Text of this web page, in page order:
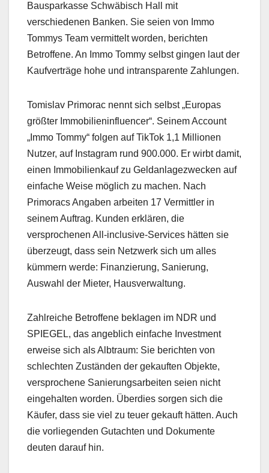
Bausparkasse Schwäbisch Hall mit
verschiedenen Banken. Sie seien von Immo
Tommys Team vermittelt worden, berichten
Betroffene. An Immo Tommy selbst gingen laut der
Kaufverträge hohe und intransparente Zahlungen.
Tomislav Primorac nennt sich selbst „Europas
größter Immobilieninfluencer“. Seinem Account
„Immo Tommy“ folgen auf TikTok 1,1 Millionen
Nutzer, auf Instagram rund 900.000. Er wirbt damit,
einen Immobilienkauf zu Geldanlagezwecken auf
einfache Weise möglich zu machen. Nach
Primoracs Angaben arbeiten 17 Vermittler in
seinem Auftrag. Kunden erklären, die
versprochenen All-inclusive-Services hätten sie
überzeugt, dass sein Netzwerk sich um alles
kümmern werde: Finanzierung, Sanierung,
Auswahl der Mieter, Hausverwaltung.
Zahlreiche Betroffene beklagen im NDR und
SPIEGEL, das angeblich einfache Investment
erweise sich als Albtraum: Sie berichten von
schlechten Zuständen der gekauften Objekte,
versprochene Sanierungsarbeiten seien nicht
eingehalten worden. Überdies sorgen sich die
Käufer, dass sie viel zu teuer gekauft hätten. Auch
die vorliegenden Gutachten und Dokumente
deuten darauf hin.